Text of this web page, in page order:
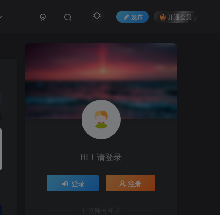
发布 开通会员
HI！请登录
登录 注册
社交账号登录